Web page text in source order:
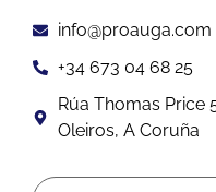
info@proauga.com
+34 673 04 68 25
Rúa Thomas Price
Oleiros, A Coruña